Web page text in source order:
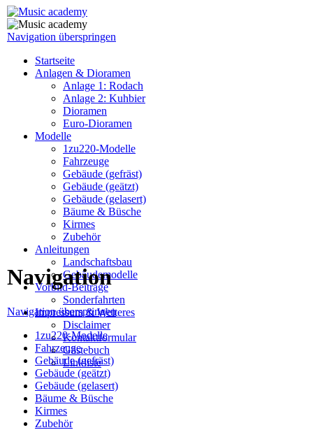
Navigation überspringen
Startseite
Anlagen & Dioramen
Anlage 1: Rodach
Anlage 2: Kuhbier
Dioramen
Euro-Dioramen
Modelle
1zu220-Modelle
Fahrzeuge
Gebäude (gefräst)
Gebäude (geätzt)
Gebäude (gelasert)
Bäume & Büsche
Kirmes
Zubehör
Anleitungen
Landschaftsbau
Gebäudemodelle
Vorbild-Beiträge
Sonderfahrten
Impressum & Weiteres
Disclaimer
Kontaktformular
Gästebuch
Linkliste
Navigation
Navigation überspringen
1zu220-Modelle
Fahrzeuge
Gebäude (gefräst)
Gebäude (geätzt)
Gebäude (gelasert)
Bäume & Büsche
Kirmes
Zubehör